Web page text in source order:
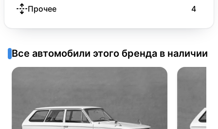
Прочее 4
Все автомобили этого бренда в наличии